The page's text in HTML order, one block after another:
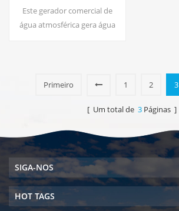
eficiência |
Início/Dispositivo
Ecológico Comercial | EA-
Este gerador comercial de
água atmosférica gera água
Primeiro
1 2 3
[ Um total de 3 Páginas ]
SIGA-NOS
HOT TAGS